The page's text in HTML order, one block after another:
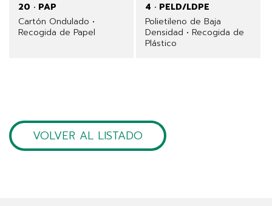
20 · PAP
Cartón Ondulado •
Recogida de Papel
4 · PELD/LDPE
Polietileno de Baja
Densidad • Recogida de
Plástico
VOLVER AL LISTADO